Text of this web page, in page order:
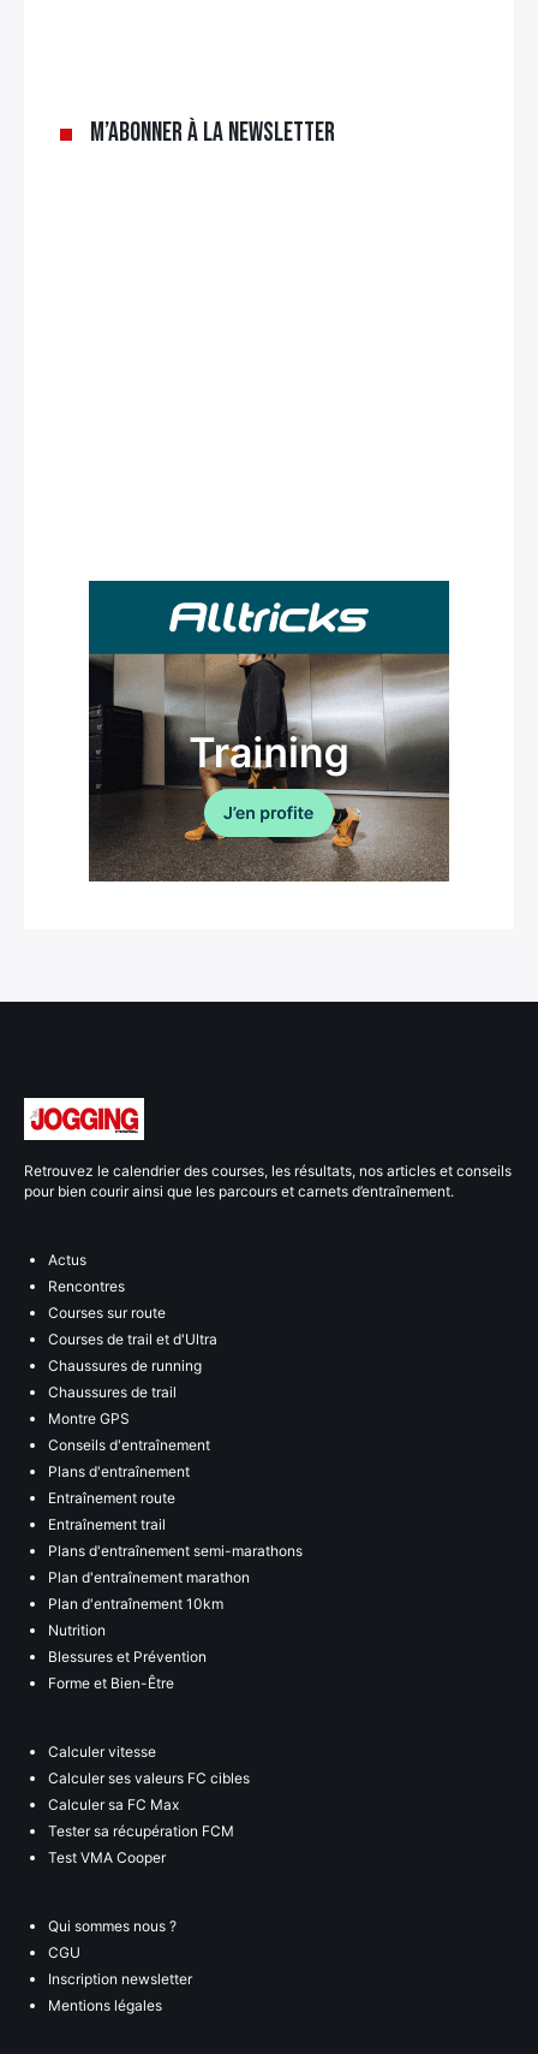
M’abonner à la newsletter
Retrouvez le calendrier des courses, les résultats, nos articles et conseils
pour bien courir ainsi que les parcours et carnets d’entraînement.
Actus
Rencontres
Courses sur route
Courses de trail et d'Ultra
Chaussures de running
Chaussures de trail
Montre GPS
Conseils d'entraînement
Plans d'entraînement
Entraînement route
Entraînement trail
Plans d'entraînement semi-marathons
Plan d'entraînement marathon
Plan d'entraînement 10km
Nutrition
Blessures et Prévention
Forme et Bien-Être
Calculer vitesse
Calculer ses valeurs FC cibles
Calculer sa FC Max
Tester sa récupération FCM
Test VMA Cooper
Qui sommes nous ?
CGU
Inscription newsletter
Mentions légales